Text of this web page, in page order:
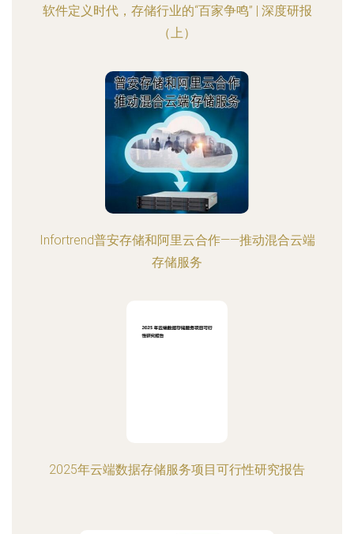
软件定义时代，存储行业的“百家争鸣” | 深度研报
（上）
Infortrend普安存储和阿里云合作――推动混合云端
存储服务
2025年云端数据存储服务项目可行性研究报告